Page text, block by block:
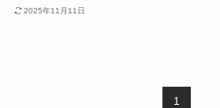
2025年11月11日
1